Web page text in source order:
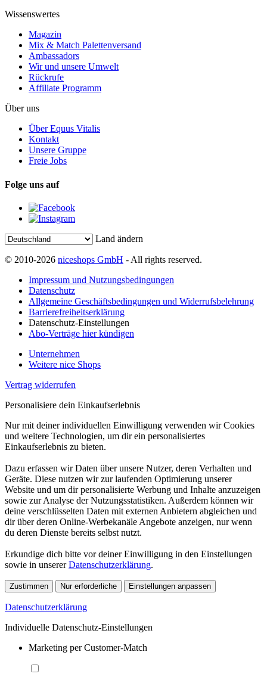
Wissenswertes
Magazin
Mix & Match Palettenversand
Ambassadors
Wir und unsere Umwelt
Rückrufe
Affiliate Programm
Über uns
Über Equus Vitalis
Kontakt
Unsere Gruppe
Freie Jobs
Folge uns auf
Land ändern
© 2010-2026 niceshops GmbH - All rights reserved.
Impressum und Nutzungsbedingungen
Datenschutz
Allgemeine Geschäftsbedingungen und Widerrufsbelehrung
Barrierefreiheitserklärung
Datenschutz-Einstellungen
Abo-Verträge hier kündigen
Unternehmen
Weitere nice Shops
Vertrag widerrufen
Personalisiere dein Einkaufserlebnis
Nur mit deiner individuellen Einwilligung verwenden wir Cookies
und weitere Technologien, um dir ein personalisiertes
Einkaufserlebnis zu bieten.
Dazu erfassen wir Daten über unsere Nutzer, deren Verhalten und
Geräte. Diese nutzen wir zur laufenden Optimierung unserer
Website und um dir personalisierte Werbung und Inhalte anzuzeigen
sowie zur Analyse der Nutzungsstatistiken. Außerdem können wir
deine verschlüsselten Daten mit externen Anbietern abgleichen und
dir über deren Online-Werbekanäle Angebote anzeigen, nur wenn
du deren Dienste bereits selbst nutzt.
Erkundige dich bitte vor deiner Einwilligung in den Einstellungen
sowie in unsererDatenschutzerklärung.
Zustimmen Nur erforderliche Einstellungen anpassen
Datenschutzerklärung
Individuelle Datenschutz-Einstellungen
Marketing per Customer-Match